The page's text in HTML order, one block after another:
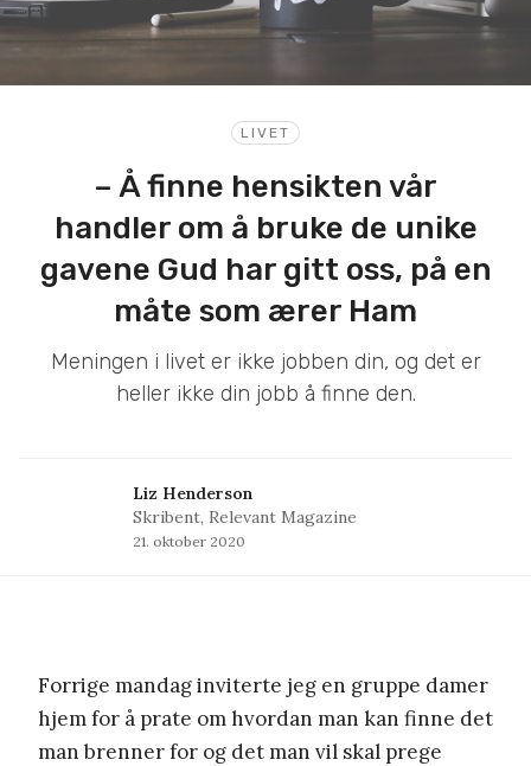
LIVET
– Å finne hensikten vår
handler om å bruke de unike
gavene Gud har gitt oss, på en
måte som ærer Ham
Meningen i livet er ikke jobben din, og det er
heller ikke din jobb å finne den.
Liz Henderson
Skribent, Relevant Magazine
21. oktober 2020
Forrige mandag inviterte jeg en gruppe damer
hjem for å prate om hvordan man kan finne det
man brenner for og det man vil skal prege